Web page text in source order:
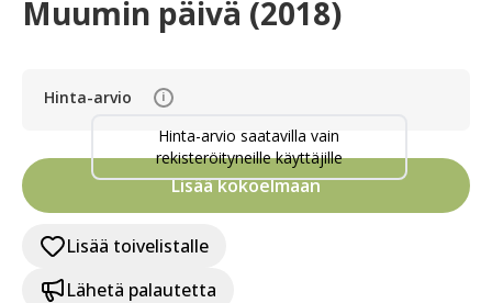
Muumin päivä (2018)
Hinta-arvio i
Hinta-arvio saatavilla vain
rekisteröityneille käyttäjille
Lisää kokoelmaan
Lisää toivelistalle
Lähetä palautetta